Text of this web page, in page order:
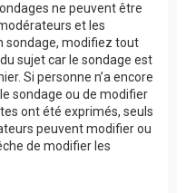
ne peuvent être
et les
sondage, modifiez tout
sujet car le sondage est
Si personne n’a encore
sondage ou de modifier
ont été exprimés, seuls
peuvent modifier ou
de modifier les